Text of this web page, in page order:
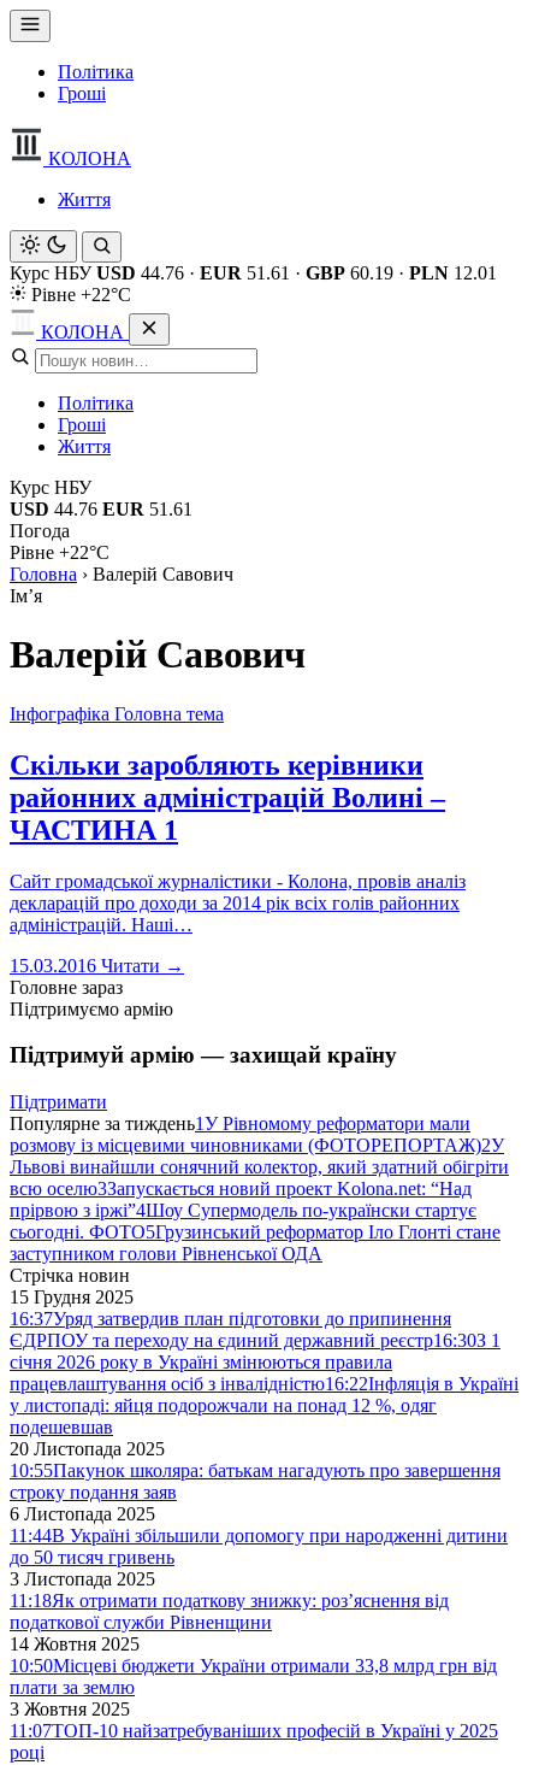
Політика
Гроші
КОЛОНА
Життя
Курс НБУ USD 44.76 · EUR 51.61 · GBP 60.19 · PLN 12.01
Рівне +22°C
КОЛОНА
Політика
Гроші
Життя
Курс НБУ
USD 44.76 EUR 51.61
Погода
Рівне +22°C
Головна › Валерій Савович
Імʼя
Валерій Савович
Інфографіка Головна тема
Скільки заробляють керівники
районних адміністрацій Волині –
ЧАСТИНА 1
Сайт громадської журналістики - Колона, провів аналіз
декларацій про доходи за 2014 рік всіх голів районних
адміністрацій. Наші…
15.03.2016 Читати →
Головне зараз
Підтримуємо армію
Підтримуй армію — захищай країну
Підтримати
Популярне за тиждень1У Рівномому реформатори мали
розмову із місцевими чиновниками (ФОТОРЕПОРТАЖ)2У
Львові винайшли сонячний колектор, який здатний обігріти
всю оселю3Запускається новий проект Kolona.net: “Над
прірвою з іржі”4Шоу Супермодель по-українски стартує
сьогодні. ФОТО5Грузинський реформатор Іло Глонті стане
заступником голови Рівненської ОДА
Стрічка новин
15 Грудня 2025
16:37Уряд затвердив план підготовки до припинення
ЄДРПОУ та переходу на єдиний державний реєстр16:30З 1
січня 2026 року в Україні змінюються правила
працевлаштування осіб з інвалідністю16:22Інфляція в Україні
у листопаді: яйця подорожчали на понад 12 %, одяг
подешевшав
20 Листопада 2025
10:55Пакунок школяра: батькам нагадують про завершення
строку подання заяв
6 Листопада 2025
11:44В Україні збільшили допомогу при народженні дитини
до 50 тисяч гривень
3 Листопада 2025
11:18Як отримати податкову знижку: роз’яснення від
податкової служби Рівненщини
14 Жовтня 2025
10:50Місцеві бюджети України отримали 33,8 млрд грн від
плати за землю
3 Жовтня 2025
11:07ТОП-10 найзатребуваніших професій в Україні у 2025
році